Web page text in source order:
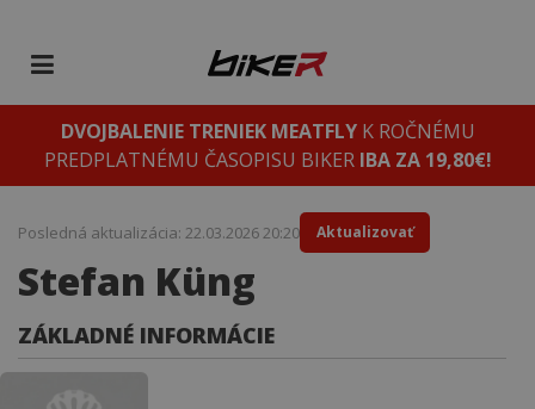
DVOJBALENIE TRENIEK MEATFLYK ROČNÉMU
PREDPLATNÉMU ČASOPISU BIKER IBA ZA 19,80€!
Stefan Küng
Posledná aktualizácia: 22.03.2026 20:20 Aktualizovať
ZÁKLADNÉ INFORMÁCIE